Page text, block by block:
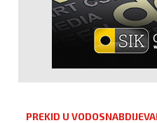
PREKID U